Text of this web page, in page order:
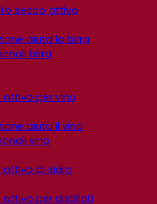
secco attivo
aiuta la birra
birra
attivo per vino
aiuta il vino
vino
attivo di sidro
attivo per distillati